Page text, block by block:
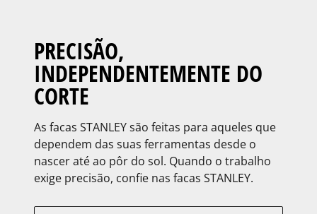
PRECISÃO,
INDEPENDENTEMENTE DO
CORTE
As facas STANLEY são feitas para aqueles que
dependem das suas ferramentas desde o
nascer até ao pôr do sol. Quando o trabalho
exige precisão, confie nas facas STANLEY.